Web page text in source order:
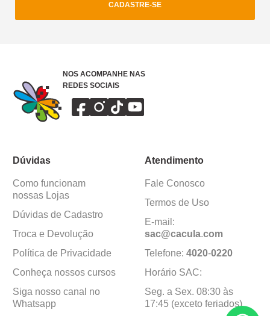
CADASTRE-SE
NOS ACOMPANHE NAS
REDES SOCIAIS
Dúvidas
Como funcionam
nossas Lojas
Dúvidas de Cadastro
Troca e Devolução
Política de Privacidade
Conheça nossos cursos
Siga nosso canal no
Whatsapp
Atendimento
Fale Conosco
Termos de Uso
E-mail:
sac@cacula.com
Telefone: 4020-0220
Horário SAC:
Seg. a Sex. 08:30 às
17:45 (exceto feriados)